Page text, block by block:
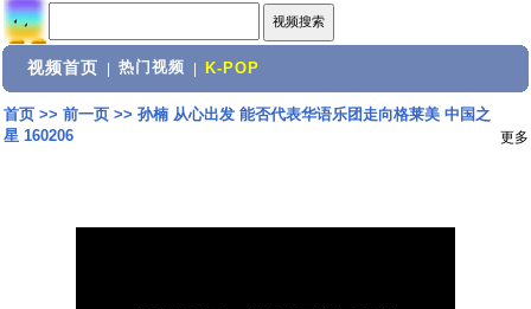
视频首页 热门视频 K-POP
首页>> 前一页>> 孙楠 从心出发 能否代表华语乐团走向格莱美 中国之
星 160206
更多